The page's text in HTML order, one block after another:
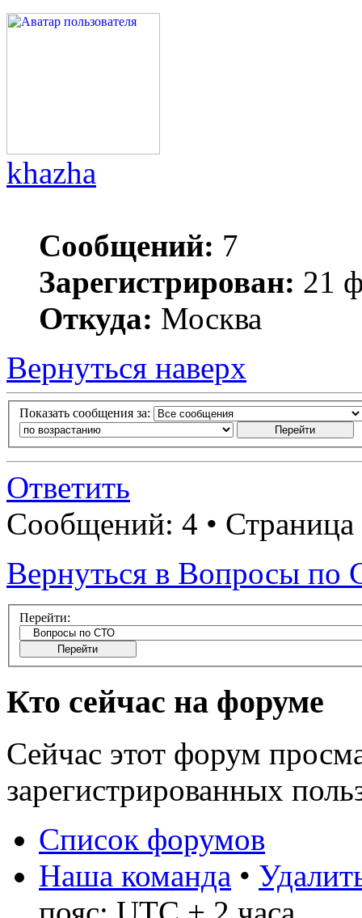
khazha
Сообщений: 7
Зарегистрирован: 21
Откуда: Москва
Вернуться наверх
Показать сообщения за:
Ответить
Сообщений: 4 • Страница
Вернуться в Вопросы по
Перейти:
Кто сейчас на форуме
Сейчас этот форум
зарегистрированных
Список форумов
Наша команда •